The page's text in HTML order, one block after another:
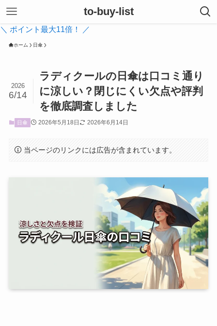
to-buy-list
＼ ポイント最大11倍！ ／
ホーム 日傘
ラディクールの日傘は口コミ通り
に涼しい？閉じにくい欠点や評判
を徹底調査しました
2026
6/14
日傘 2026年5月18日 2026年6月14日
当ページのリンクには広告が含まれています。